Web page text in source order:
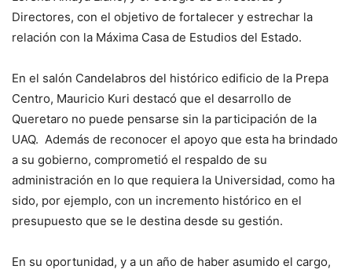
Directores, con el objetivo de fortalecer y estrechar la
relación con la Máxima Casa de Estudios del Estado.
En el salón Candelabros del histórico edificio de la Prepa
Centro, Mauricio Kuri destacó que el desarrollo de
Queretaro no puede pensarse sin la participación de la
UAQ. Además de reconocer el apoyo que esta ha brindado
a su gobierno, comprometió el respaldo de su
administración en lo que requiera la Universidad, como ha
sido, por ejemplo, con un incremento histórico en el
presupuesto que se le destina desde su gestión.
En su oportunidad, y a un año de haber asumido el cargo,